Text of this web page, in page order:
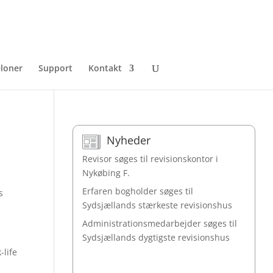
Support Kontakt
life
Nyheder
Revisor søges til revisionskontor i
Nykøbing F.
Erfaren bogholder søges til
Sydsjællands stærkeste revisionshus
Administrationsmedarbejder søges til
Sydsjællands dygtigste revisionshus